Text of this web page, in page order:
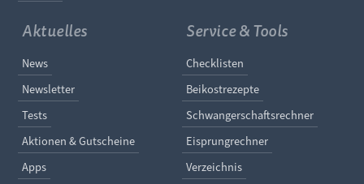
Aktuelles
Navigation überspringen
News
Newsletter
Tests
Aktionen & Gutscheine
Apps
Service & Tools
Navigation
Checklisten
Beikostrezepte
Schwangerschaftsrechner
Eisprungrechner
Verzeichnis